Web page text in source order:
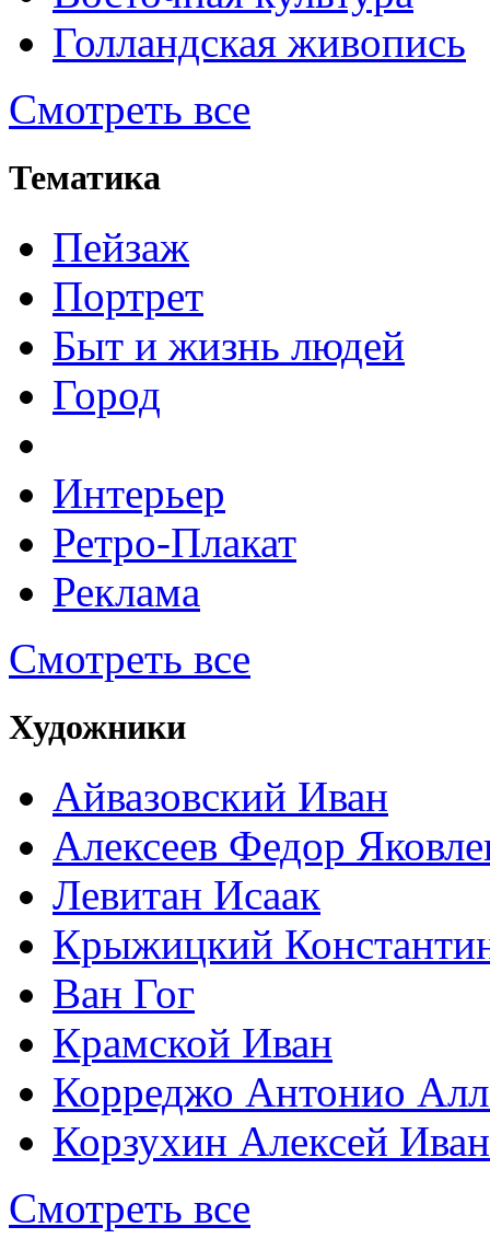
Голландская живопись
Смотреть все
Тематика
Пейзаж
Портрет
Быт и жизнь людей
Город
Интерьер
Ретро-Плакат
Реклама
Смотреть все
Художники
Айвазовский Иван
Алексеев Федор
Левитан Исаак
Крыжицкий
Ван Гог
Крамской Иван
Корреджо Антонио
Корзухин Алексей
Смотреть все